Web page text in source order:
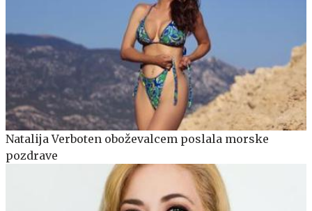
Natalija Verboten oboževalcem poslala morske
pozdrave